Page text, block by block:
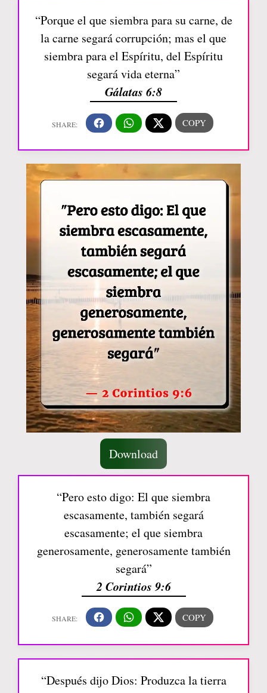
“Porque el que siembra para su carne, de
la carne segará corrupción; mas el que
siembra para el Espíritu, del Espíritu
segará vida eterna”
Gálatas 6:8
Download
“Pero esto digo: El que siembra
escasamente, también segará
escasamente; el que siembra
generosamente, generosamente también
segará”
2 Corintios 9:6
“Después dijo Dios: Produzca la tierra